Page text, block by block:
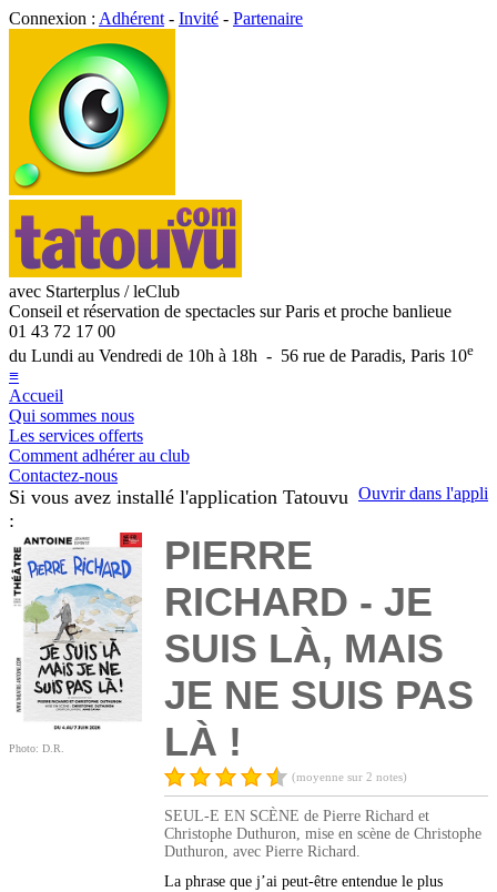
Connexion : Adhérent - Invité - Partenaire
avec Starterplus / leClub
Conseil et réservation de spectacles sur Paris et proche banlieue
01 43 72 17 00
du Lundi au Vendredi de 10h à 18h - 56 rue de Paradis, Paris 10e
≡
Accueil
Qui sommes nous
Les services offerts
Comment adhérer au club
Contactez-nous
Ouvrir dans l'appli
Si vous avez installé l'application Tatouvu
:
Photo: D.R.
PIERRE
RICHARD - JE
SUIS LÀ, MAIS
JE NE SUIS PAS
LÀ !
(moyenne sur 2 notes)
SEUL-E EN SCÈNE de Pierre Richard et
Christophe Duthuron, mise en scène de Christophe
Duthuron, avec Pierre Richard.
La phrase que j’ai peut-être entendue le plus